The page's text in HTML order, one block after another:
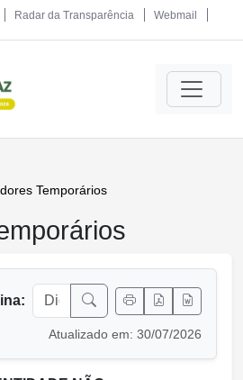
Radar da Transparência Webmail
Temporários
Atualizado em: 30/07/2026